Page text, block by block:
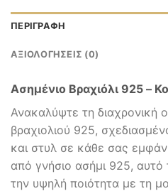
ΠΕΡΙΓΡΑΦΉ
ΑΞΙΟΛΟΓΉΣΕΙΣ (0)
Ασημένιο Βραχιόλι 925 –
Ανακαλύψτε τη διαχρονική
βραχιολιού 925,
και στυλ σε κάθε σας
από γνήσιο ασήμι 925, αυτό
την υψηλή ποιότητα με τη